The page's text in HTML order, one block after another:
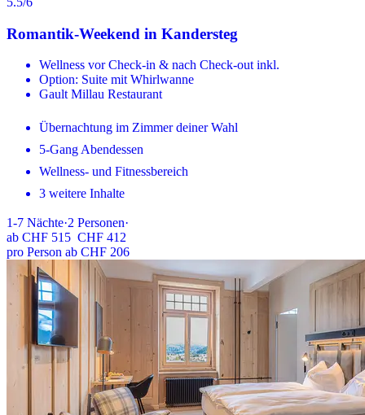
Romantik-Weekend in Kandersteg
Wellness vor Check-in & nach Check-out inkl.
Option: Suite mit Whirlwanne
Gault Millau Restaurant
Übernachtung im Zimmer deiner Wahl
5-Gang Abendessen
Wellness- und Fitnessbereich
3 weitere Inhalte
1-7 Nächte·2 Personen·
ab CHF 515 CHF 412
pro Person ab CHF 206